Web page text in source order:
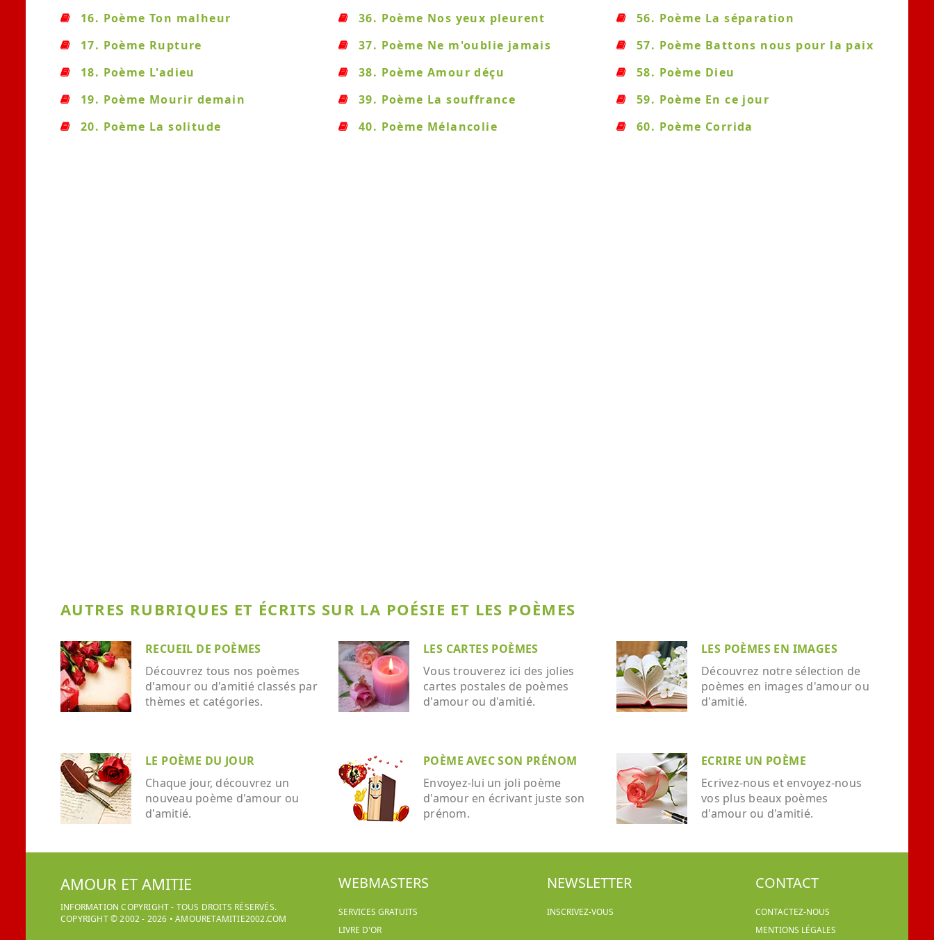
16. Poème Ton malheur
17. Poème Rupture
18. Poème L'adieu
19. Poème Mourir demain
20. Poème La solitude
36. Poème Nos yeux pleurent
37. Poème Ne m'oublie jamais
38. Poème Amour déçu
39. Poème La souffrance
40. Poème Mélancolie
56. Poème La séparation
57. Poème Battons nous pour la paix
58. Poème Dieu
59. Poème En ce jour
60. Poème Corrida
AUTRES RUBRIQUES ET ÉCRITS SUR LA POÉSIE ET LES POÈMES
RECUEIL DE POÈMES
Découvrez tous nos poèmes
d'amour ou d'amitié classés par
thèmes et catégories.
LES CARTES POÈMES
Vous trouverez ici des jolies
cartes postales de poèmes
d'amour ou d'amitié.
LES POÈMES EN IMAGES
Découvrez notre sélection de
poèmes en images d'amour ou
d'amitié.
LE POÈME DU JOUR
Chaque jour, découvrez un
nouveau poème d'amour ou
d'amitié.
POÈME AVEC SON PRÉNOM
Envoyez-lui un joli poème
d'amour en écrivant juste son
prénom.
ECRIRE UN POÈME
Ecrivez-nous et envoyez-nous
vos plus beaux poèmes
d'amour ou d'amitié.
AMOUR ET AMITIE
INFORMATION COPYRIGHT - TOUS DROITS RÉSERVÉS.
COPYRIGHT © 2002 - 2026 •AMOURETAMITIE2002.COM
WEBMASTERS
SERVICES GRATUITS
LIVRE D'OR
NEWSLETTER
INSCRIVEZ-VOUS
CONTACT
CONTACTEZ-NOUS
MENTIONS LÉGALES